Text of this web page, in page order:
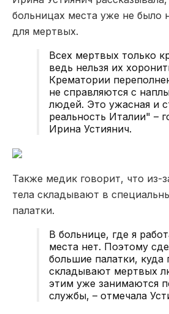
больницах места уже не было
для мертвых.
Всех мертвых только
ведь нельзя их
Крематории
не справляются с
людей. Это ужасная и
реальность Италии" –
Ирина Устиянич.
Также медик говорит, что из-
тела складывают в
палатки.
В больнице, где я
места нет. Поэтому
большие палатки, куда
складывают мертвых
этим уже занимаются
службы, – отмечала